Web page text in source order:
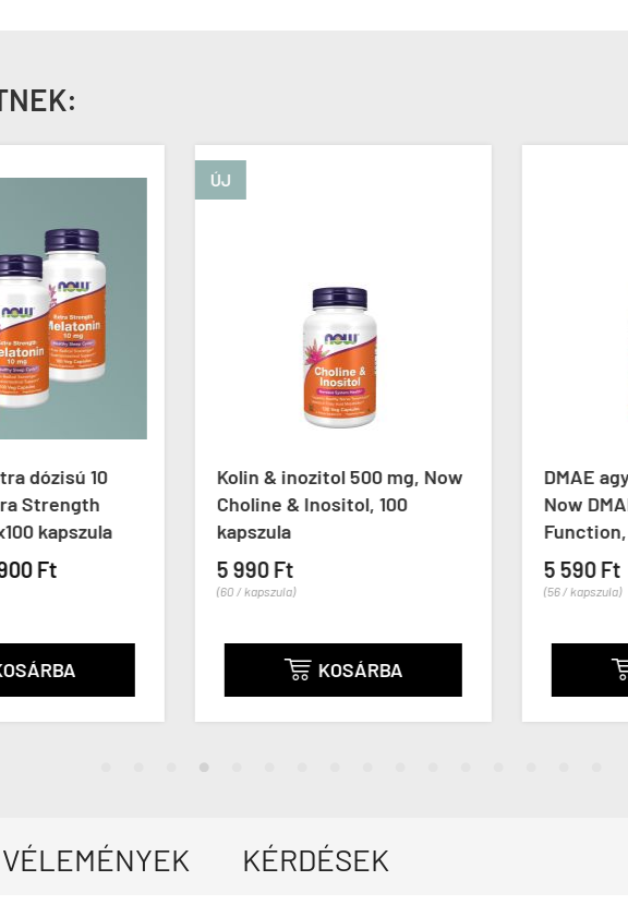
ÚJ
Kolin & inozitol 500 mg, Now
Choline & Inositol, 100
kapszula
DMAE agyserkentő 250 mg,
Now DMAE Healthy Brain
Function, 100 kapszula
VÉLEMÉNYEK KÉRDÉSEK